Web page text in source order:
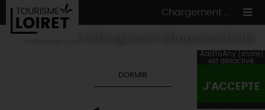
Chargement ...
DORMIR
AddToAny (share)
est désactivé.
J'ACCEPTE